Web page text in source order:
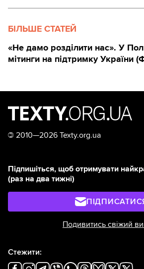
БІЛЬШЕ СТАТЕЙ
«Не дамо розділити нас». У
мітинги на підтримку України
© 2010—2026 Texty.org.ua
Підпишіться, щоб отримувати
(раз на два тижні)
Подивитись свіжий
Стежити: